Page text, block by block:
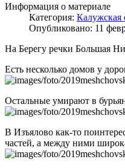
Информация о материале
Категория: Калужская
Опубликовано: 11
На Берегу речки Большая
Есть несколько домов у
Остальные умирают в
В Изъялово как-то
частей, а между ними